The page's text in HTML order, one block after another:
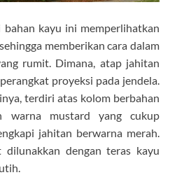
kayu ini memperlihatkan
memberikan cara dalam
rumit. Dimana, atap jahitan
proyeksi pada jendela.
terdiri atas kolom berbahan
warna mustard yang cukup
jahitan berwarna merah.
dengan teras kayu